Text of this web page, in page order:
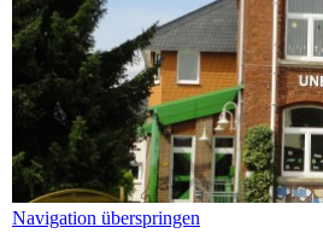
Navigation überspringen